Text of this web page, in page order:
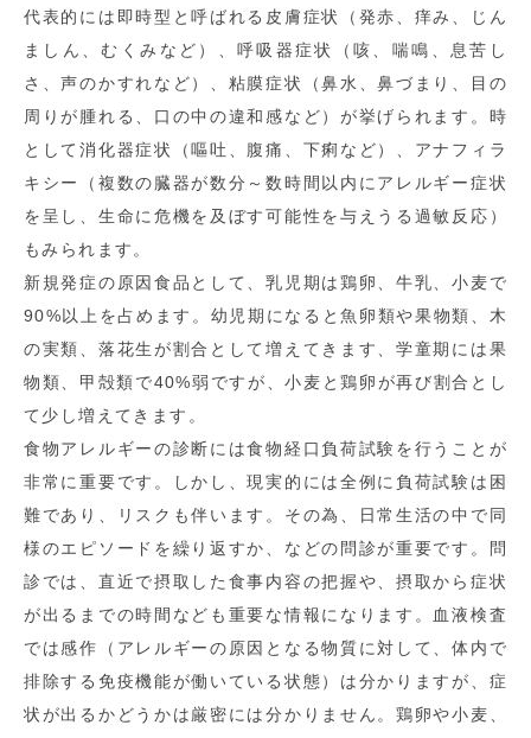
代表的には即時型と呼ばれる皮膚症状（発赤、痒み、じん
ましん、むくみなど）、呼吸器症状（咳、喘鳴、息苦し
さ、声のかすれなど）、粘膜症状（鼻水、鼻づまり、目の
周りが腫れる、口の中の違和感など）が挙げられます。時
として消化器症状（嘔吐、腹痛、下痢など）、アナフィラ
キシー（複数の臓器が数分～数時間以内にアレルギー症状
を呈し、生命に危機を及ぼす可能性を与えうる過敏反応）
もみられます。
新規発症の原因食品として、乳児期は鶏卵、牛乳、小麦で
90%以上を占めます。幼児期になると魚卵類や果物類、木
の実類、落花生が割合として増えてきます、学童期には果
物類、甲殻類で40%弱ですが、小麦と鶏卵が再び割合とし
て少し増えてきます。
食物アレルギーの診断には食物経口負荷試験を行うことが
非常に重要です。しかし、現実的には全例に負荷試験は困
難であり、リスクも伴います。その為、日常生活の中で同
様のエピソードを繰り返すか、などの問診が重要です。問
診では、直近で摂取した食事内容の把握や、摂取から症状
が出るまでの時間なども重要な情報になります。血液検査
では感作（アレルギーの原因となる物質に対して、体内で
排除する免疫機能が働いている状態）は分かりますが、症
状が出るかどうかは厳密には分かりません。鶏卵や小麦、